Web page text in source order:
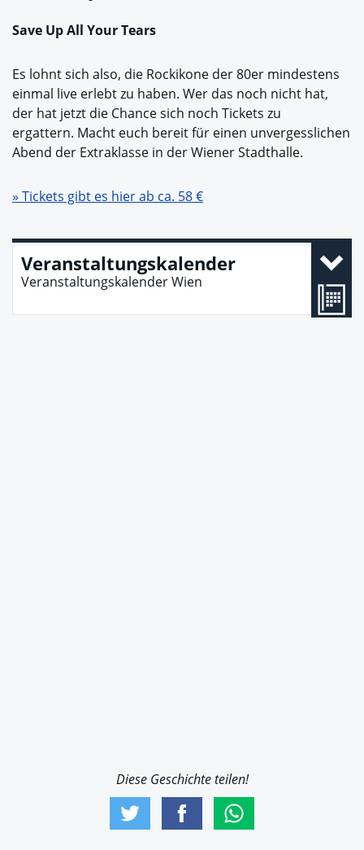
Save Up All Your Tears
Es lohnt sich also, die Rockikone der 80er mindestens
einmal live erlebt zu haben. Wer das noch nicht hat,
der hat jetzt die Chance sich noch Tickets zu
ergattern. Macht euch bereit für einen unvergesslichen
Abend der Extraklasse in der Wiener Stadthalle.
» Tickets gibt es hier ab ca. 58 €
Veranstaltungskalender
Veranstaltungskalender Wien
Diese Geschichte teilen!